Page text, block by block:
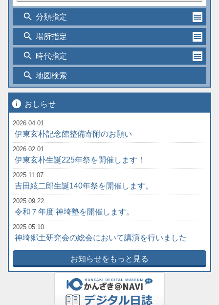
search 分類指定
search 場所指定
search 時代指定
search 地図検索
info おしらせ
2026.04.01.
伊東玄朴記念館整備寄附のお願い
2026.02.01.
伊東玄朴生誕225年祭を開催します！
2025.11.07.
吉田絃二郎生誕140年祭を開催します。
2025.09.22.
令和７年度 神埼塾を開催します。
2025.05.10.
神埼郷土研究会の総会において講演を行いました
お知らせをもっと見る